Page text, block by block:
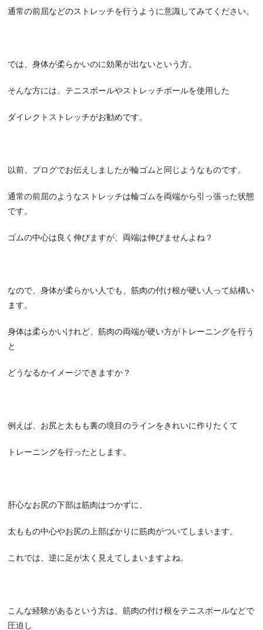
通常の前屈などのストレッチを行うように意識してみてください。
では、身体が柔らかいのに効果が出ないという方。
そんな方には、テニスボールやストレッチポールを使用した
ダイレクトストレッチがお勧めです。
以前、ブログでお伝えしましたが輪ゴムと同じようなものです。
通常の前屈のようなストレッチは輪ゴムを両端から引っ張った状態
です。
ゴムの中心は良く伸びますが、両端は伸びませんよね？
なので、身体が柔らかい人でも、筋肉の付け根が硬い人って結構い
ます。
身体は柔らかいけれど、筋肉の両端が硬い方がトレーニングを行う
と
どうなるかイメージできますか？
例えば、お尻と太もも裏の境目のラインをきれいに作りたくて
トレーニングを行ったとします。
肝心なお尻の下部は筋肉はつかずに、
太ももの中心やお尻の上部ばかりに筋肉がついてしまいます。
これでは、逆に足が太く見えてしまいますよね。
こんな経験があるという方は、筋肉の付け根をテニスボールなどで
圧迫し